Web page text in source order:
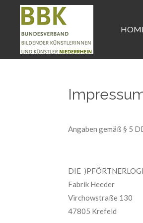
Hauptinhalt
springen
Angaben gemäß § 5
DIE
Fabrik Heeder
Virchowstraße 130
47805 Krefeld